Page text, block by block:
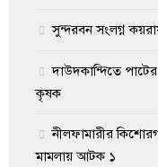
সুন্দরবন সংলগ্ন
দাউদকান্দিতে পাটের
কৃষক
নীলফামারীর
মামলায় আটক ১